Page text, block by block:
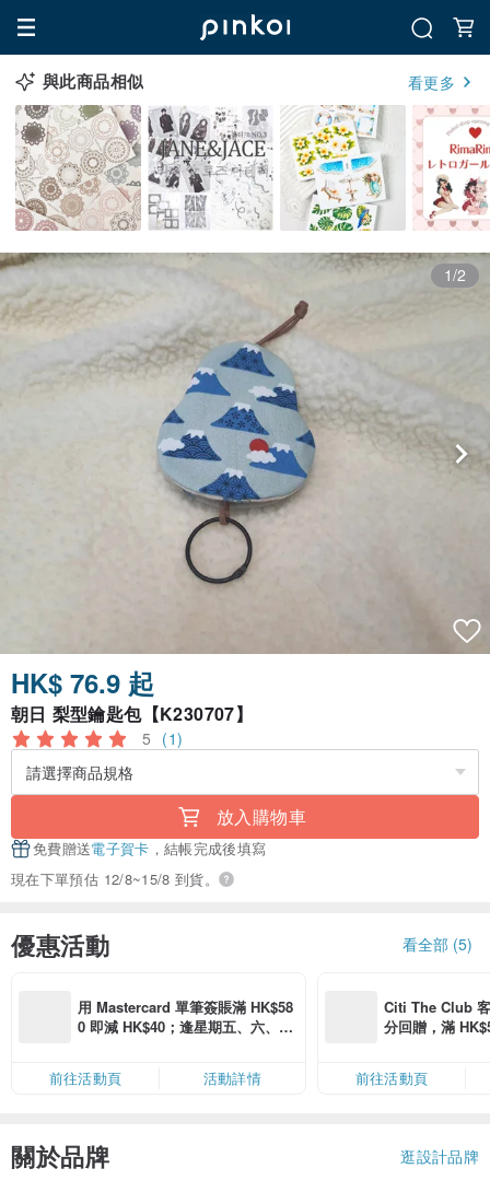
與此商品相似 看更多
1/2
HK$ 76.9 起
朝日 梨型鑰匙包【K230707】
5 (1)
放入購物車
免費贈送電子賀卡 ，結帳完成後填寫
現在下單預估 12/8~15/8 到貨。
優惠活動 看全部 (5)
用 Mastercard 單筆簽賬滿 HK$58
0 即減 HK$40；逢星期五、六、日
卡」結帳）
前往活動頁 活動詳情
Citi The Club
分回贈，滿
前往活動頁
關於品牌 逛設計品牌